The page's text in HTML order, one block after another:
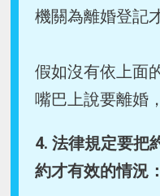
機關為離婚登記
假如沒有依上面
嘴巴上說要離婚
4. 法律規定要把
約才有效的情況：